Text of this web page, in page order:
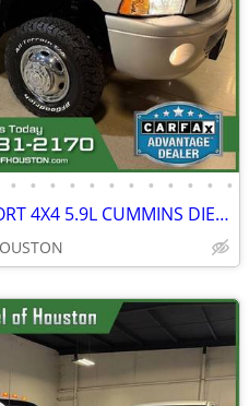
• • • • • • • • • • • •
2001 DODGE RAM 3500 SPORT 4X4 5.9L CUMMINS DIESEL AUTO